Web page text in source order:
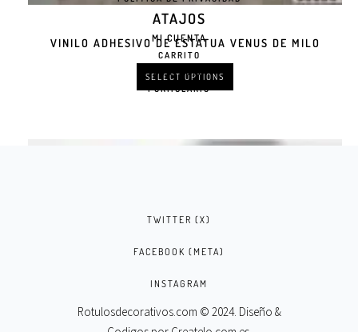
VINILO ADHESIVO DE ESTATUA VENUS DE MILO
SELECT OPTIONS
ATAJOS
MI CUENTA
CARRITO
CONTACTO
FORMULARIO
TWITTER (X)
FACEBOOK (META)
INSTAGRAM
Rotulosdecorativos.com © 2024. Diseño &